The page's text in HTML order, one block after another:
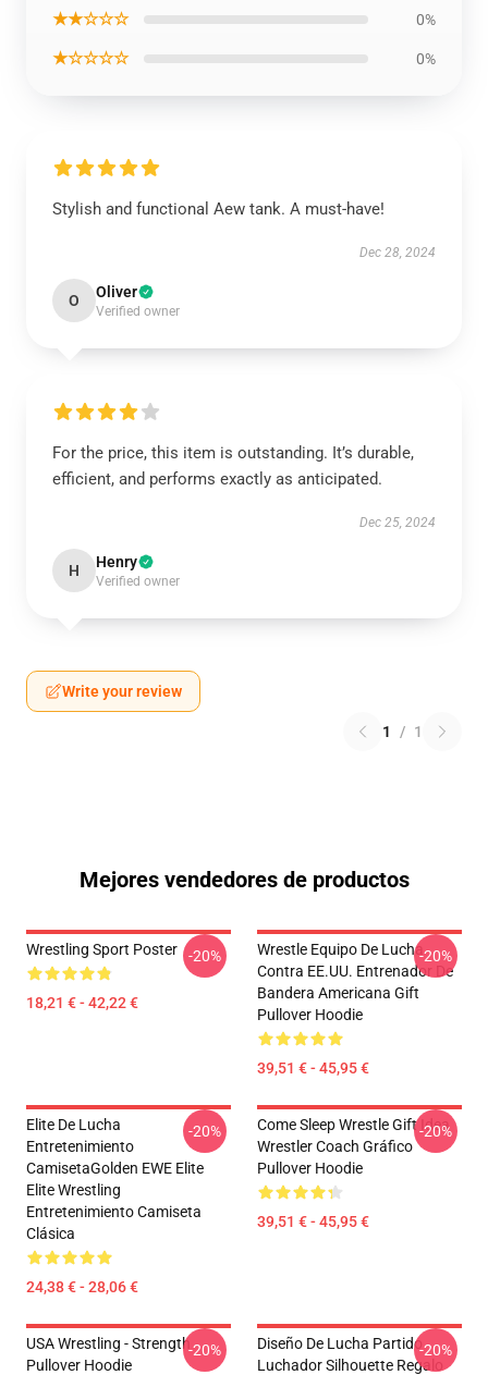
★★☆☆☆ 0%
★☆☆☆☆ 0%
Stylish and functional Aew tank. A must-have!
Dec 28, 2024
O Oliver
Verified owner
For the price, this item is outstanding. It’s durable,
efficient, and performs exactly as anticipated.
Dec 25, 2024
H Henry
Verified owner
Write your review
1 / 1
Mejores vendedores de productos
Wrestling Sport Poster
18,21 € - 42,22 €
-20%
Wrestle Equipo De Lucha
Contra EE.UU. Entrenador De
Bandera Americana Gift
Pullover Hoodie
39,51 € - 45,95 €
-20%
Elite De Lucha
Entretenimiento
CamisetaGolden EWE Elite
Elite Wrestling
Entretenimiento Camiseta
Clásica
24,38 € - 28,06 €
-20%
Come Sleep Wrestle Gift Idea
Wrestler Coach Gráfico
Pullover Hoodie
39,51 € - 45,95 €
-20%
USA Wrestling - Strength
Pullover Hoodie
-20%
Diseño De Lucha Partido
Luchador Silhouette Regalo
-20%